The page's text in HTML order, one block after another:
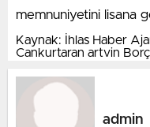
admin
memnuniyetini lisana
Kaynak: İhlas Haber
Cankurtaran artvin